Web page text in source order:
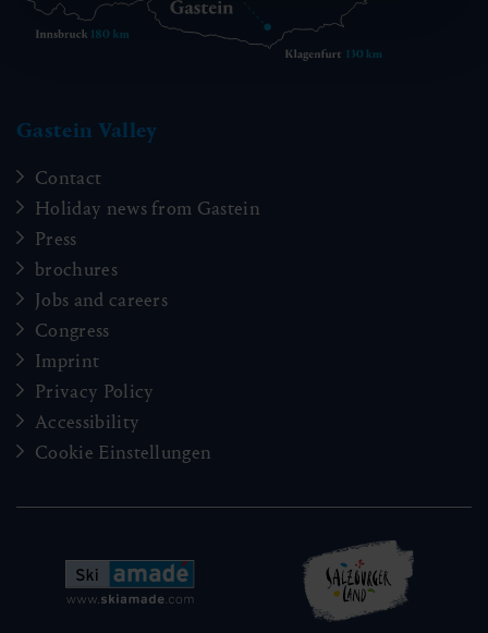
Gastein Valley
Contact
Holiday news from Gastein
Press
brochures
Jobs and careers
Congress
Imprint
Privacy Policy
Accessibility
Cookie Einstellungen